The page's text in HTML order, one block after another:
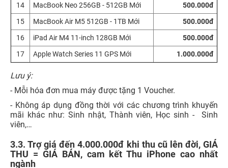
14
MacBook Neo 256GB - 512GB Mới
500.000đ
15
MacBook Air M5 512GB - 1TB Mới
500.000đ
16
iPad Air M4 11-inch 128GB Mới
500.000đ
17
Apple Watch Series 11 GPS Mới 1.000.000đ
Lưu ý:
- Mỗi hóa đơn mua máy được tặng 1 Voucher.
- Không áp dụng đồng thời với các chương trình khuyến
mãi khác như: Sinh nhật, Thành viên, Học sinh - Sinh
viên,…
3.3. Trợ giá đến 4.000.000đ khi thu cũ lên đời, GIÁ
THU = GIÁ BÁN, cam kết Thu iPhone cao nhất
ngành